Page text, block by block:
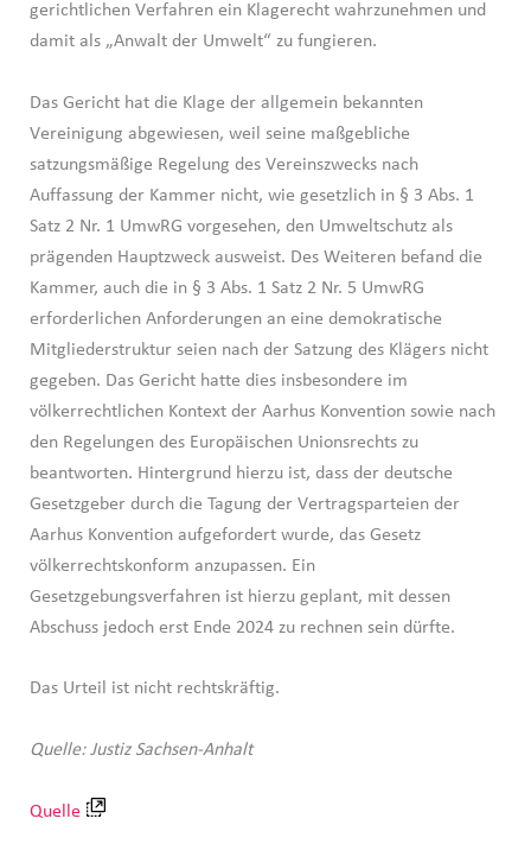
gerichtlichen Verfahren ein Klagerecht wahrzunehmen und
damit als „Anwalt der Umwelt“ zu fungieren.
Das Gericht hat die Klage der allgemein bekannten
Vereinigung abgewiesen, weil seine maßgebliche
satzungsmäßige Regelung des Vereinszwecks nach
Auffassung der Kammer nicht, wie gesetzlich in § 3 Abs. 1
Satz 2 Nr. 1 UmwRG vorgesehen, den Umweltschutz als
prägenden Hauptzweck ausweist. Des Weiteren befand die
Kammer, auch die in § 3 Abs. 1 Satz 2 Nr. 5 UmwRG
erforderlichen Anforderungen an eine demokratische
Mitgliederstruktur seien nach der Satzung des Klägers nicht
gegeben. Das Gericht hatte dies insbesondere im
völkerrechtlichen Kontext der Aarhus Konvention sowie nach
den Regelungen des Europäischen Unionsrechts zu
beantworten. Hintergrund hierzu ist, dass der deutsche
Gesetzgeber durch die Tagung der Vertragsparteien der
Aarhus Konvention aufgefordert wurde, das Gesetz
völkerrechtskonform anzupassen. Ein
Gesetzgebungsverfahren ist hierzu geplant, mit dessen
Abschuss jedoch erst Ende 2024 zu rechnen sein dürfte.
Das Urteil ist nicht rechtskräftig.
Quelle: Justiz Sachsen-Anhalt
Quelle